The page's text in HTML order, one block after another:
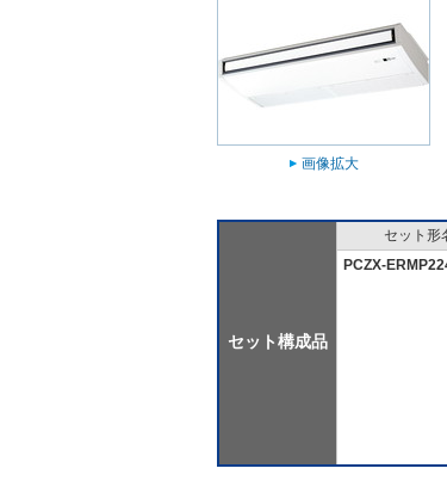
画像拡大
セット構成品
セット形
PCZX-